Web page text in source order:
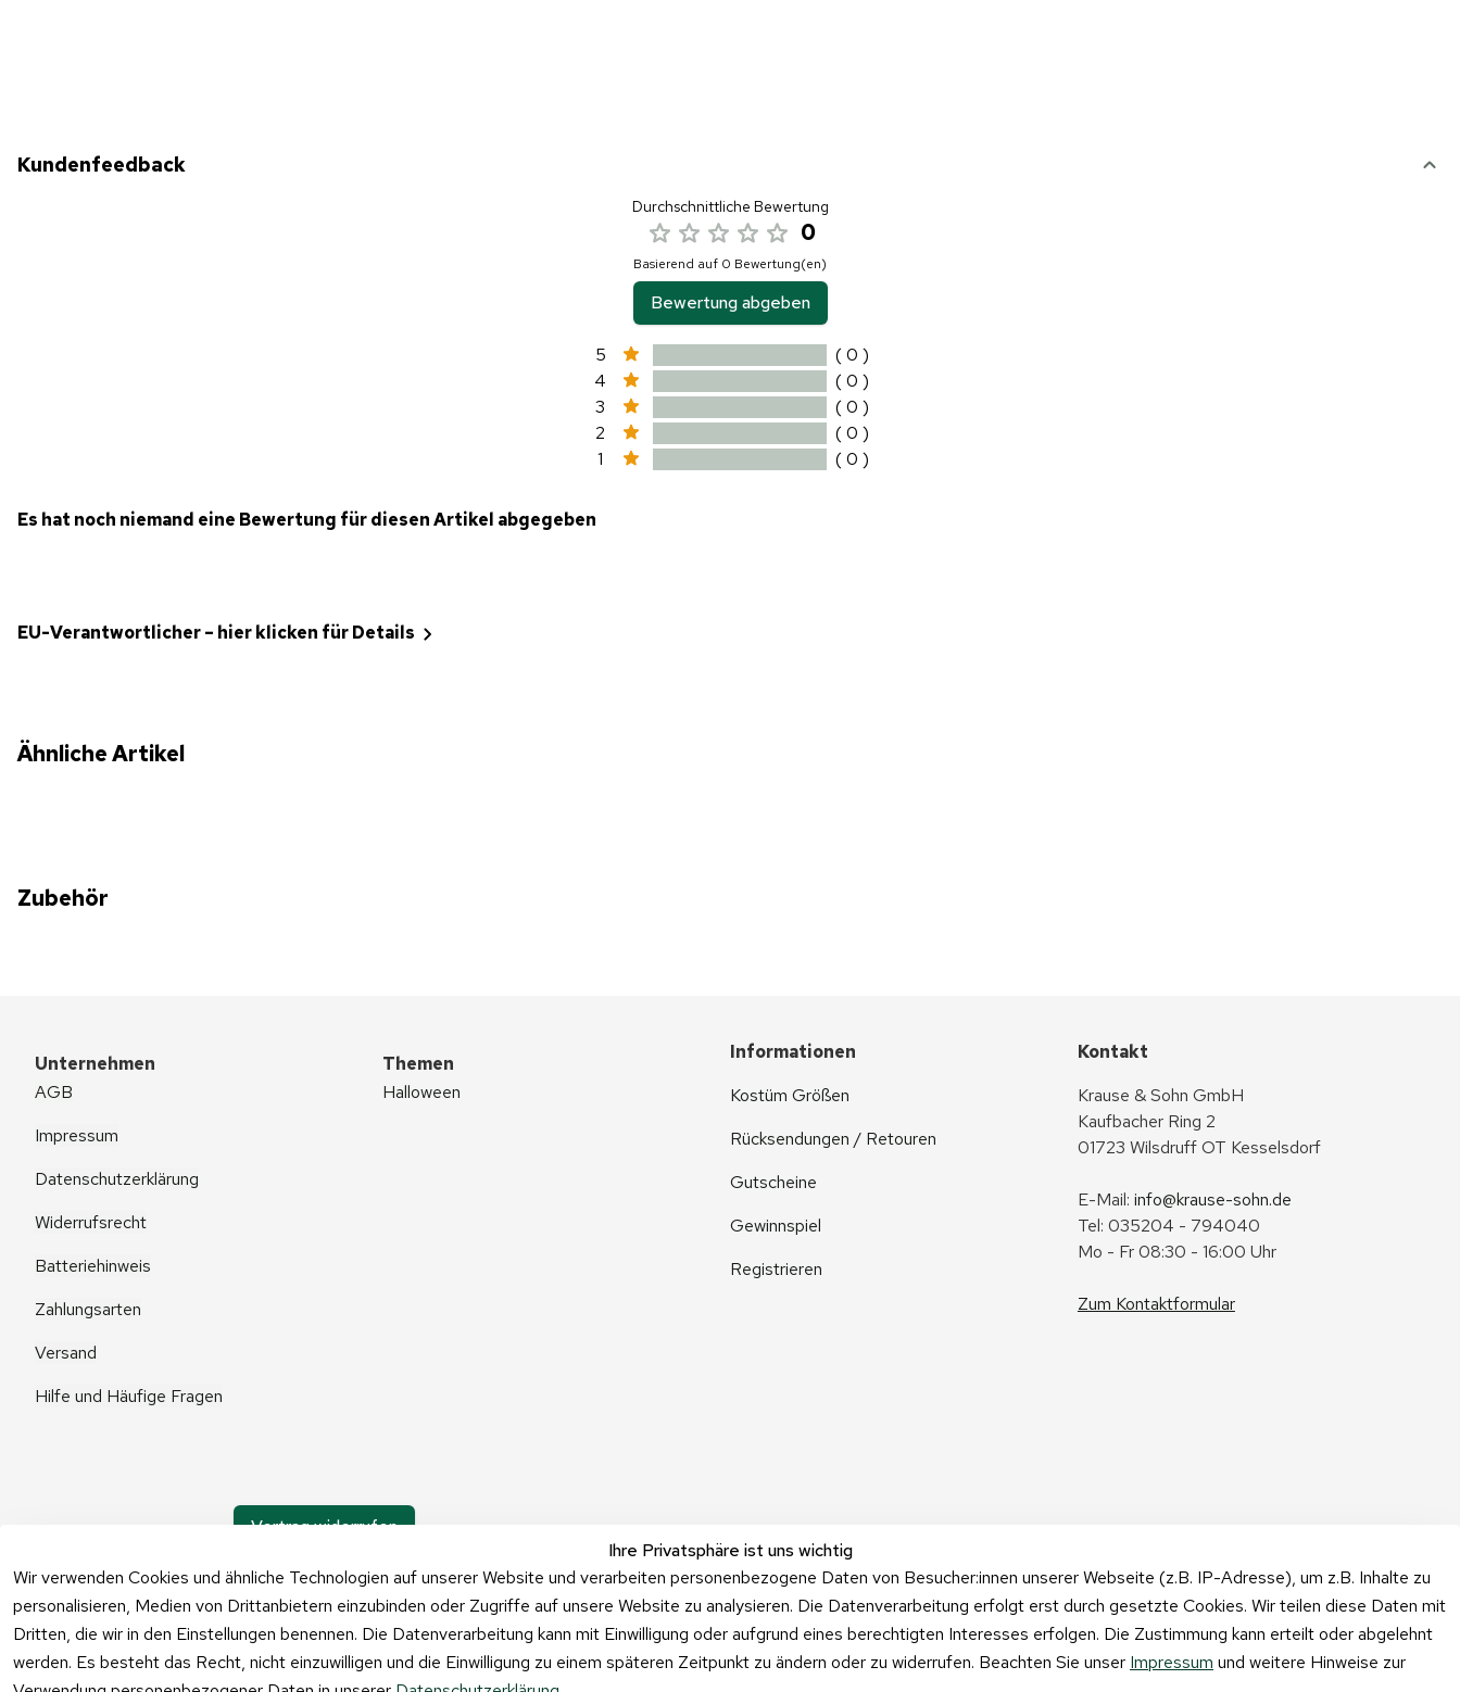
Kundenfeedback
Durchschnittliche Bewertung
0
Basierend auf 0 Bewertung(en)
Bewertung abgeben
5
( 0 )
4
( 0 )
3
( 0 )
2
( 0 )
1
( 0 )
Es hat noch niemand eine Bewertung für diesen Artikel abgegeben
EU-Verantwortlicher – hier klicken für Details
Ähnliche Artikel
Zubehör
Ihre Privatsphäre ist uns wichtig
Wir verwenden Cookies und ähnliche Technologien auf unserer Website und verarbeiten personenbezogene Daten von Besucher:innen unserer Webseite (z.B. IP-Adresse), um z.B. Inhalte zu
personalisieren, Medien von Drittanbietern einzubinden oder Zugriffe auf unsere Website zu analysieren. Die Datenverarbeitung erfolgt erst durch gesetzte Cookies. Wir teilen diese Daten mit
Dritten, die wir in den Einstellungen benennen. Die Datenverarbeitung kann mit Einwilligung oder aufgrund eines berechtigten Interesses erfolgen. Die Zustimmung kann erteilt oder abgelehnt
werden. Es besteht das Recht, nicht einzuwilligen und die Einwilligung zu einem späteren Zeitpunkt zu ändern oder zu widerrufen. Beachten Sie unser Impressum und weitere Hinweise zur
Unternehmen
AGB
Impressum
Datenschutzerklärung
Widerrufsrecht
Batteriehinweis
Zahlungsarten
Versand
Hilfe und Häufige Fragen
Themen
Halloween
Informationen
Kostüm Größen
Rücksendungen / Retouren
Gutscheine
Gewinnspiel
Registrieren
Kontakt
Krause & Sohn GmbH
Kaufbacher Ring 2
01723 Wilsdruff OT Kesselsdorf
E-Mail: info@krause-sohn.de
Tel: 035204 - 794040
Mo - Fr 08:30 - 16:00 Uhr
Zum Kontaktformular
Vertrag widerrufen